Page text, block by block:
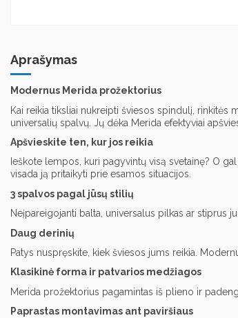
Aprašymas
Modernus Merida prožektorius
Kai reikia tiksliai nukreipti šviesos spindulį, rinkitės
universalių spalvų. Jų dėka Merida efektyviai
Apšvieskite ten, kur jos reikia
Ieškote lempos, kuri pagyvintų visą svetainę? O
visada ją pritaikyti prie esamos situacijos.
3 spalvos pagal jūsų stilių
Neįpareigojanti balta, universalus pilkas ar stiprus
Daug derinių
Patys nuspręskite, kiek šviesos jums reikia.
Klasikinė forma ir patvarios medžiagos
Merida prožektorius pagamintas iš plieno ir
Paprastas montavimas ant paviršiaus